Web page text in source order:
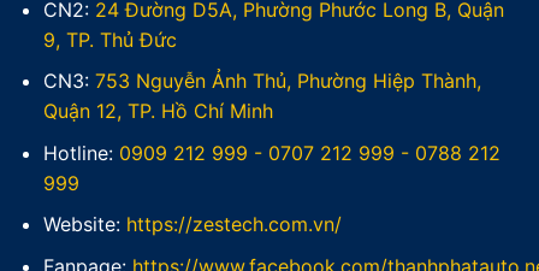
CN2: 24 Đường D5A, Phường Phước Long B, Quận
9, TP. Thủ Đức
CN3: 753 Nguyễn Ảnh Thủ, Phường Hiệp Thành,
Quận 12, TP. Hồ Chí Minh
Hotline: 0909 212 999 - 0707 212 999 - 0788 212
999
Website: https://zestech.com.vn/
Fanpage: https://www.facebook.com/